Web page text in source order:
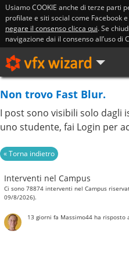
Usiamo COOKIE anche di terze parti
profilate e siti social come Facebook
negare il consenso clicca qui. Se
navigazione dai il consenso all’uso di
Non trovo Fast Blur.
I post sono visibili solo dagli
uno studente, fai Login per
Interventi nel Campus
Ci sono 78874 interventi nel Campus
09/8/2026).
13 giorni fa Massimo44ha risposto